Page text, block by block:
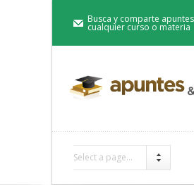
Busca y comparte
cualquier curso o materia
Select a page...